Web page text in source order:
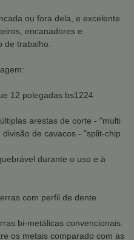
ou fora dela, e excelente
encanadores e
de trabalho.
12 polegadas bs1224
arestas de corte - "multi
de cavacos - "split-chip
durante o uso e à
com perfil de dente
bi-metálicas convencionais.
os metais comparado com as